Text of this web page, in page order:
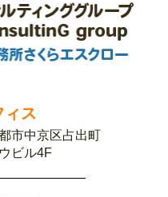
ィス
市中京区占出町
ビル4F